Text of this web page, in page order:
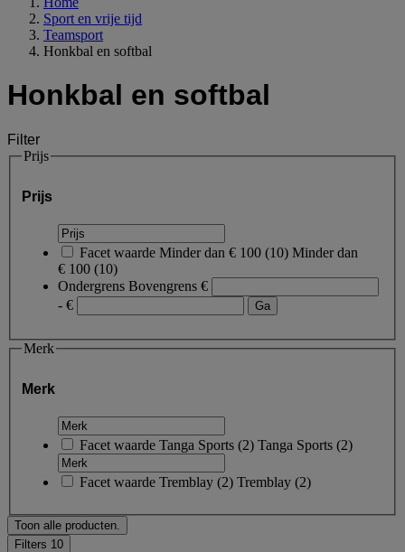
Sport en vrije tijd
Teamsport
Honkbal en softbal
Honkbal en softbal
Filter
Prijs
Prijs
Facet waarde Minder dan € 100 (10) Minder dan
€ 100 (10)
Ondergrens Bovengrens €
- €
Merk
Merk
Facet waarde Tanga Sports (2) Tanga Sports (2)
Facet waarde Tremblay (2) Tremblay (2)
Toon alle producten.
Filters 10